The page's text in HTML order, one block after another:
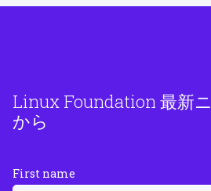
Linux Foundation 最新
から
First name